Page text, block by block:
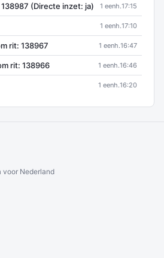
(Directe inzet: ja) 1 eenh.17:15
1 eenh.17:10
rit: 138967 1 eenh.16:47
rit: 138966 1 eenh.16:46
1 eenh.16:20
voor Nederland